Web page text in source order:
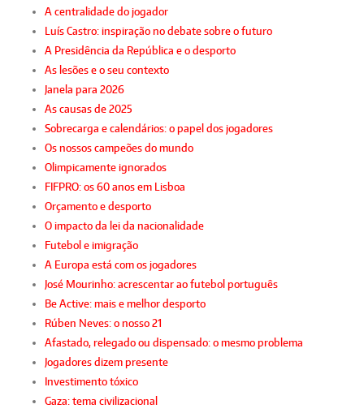
A centralidade do jogador
Luís Castro: inspiração no debate sobre o futuro
A Presidência da República e o desporto
As lesões e o seu contexto
Janela para 2026
As causas de 2025
Sobrecarga e calendários: o papel dos jogadores
Os nossos campeões do mundo
Olimpicamente ignorados
FIFPRO: os 60 anos em Lisboa
Orçamento e desporto
O impacto da lei da nacionalidade
Futebol e imigração
A Europa está com os jogadores
José Mourinho: acrescentar ao futebol português
Be Active: mais e melhor desporto
Rúben Neves: o nosso 21
Afastado, relegado ou dispensado: o mesmo problema
Jogadores dizem presente
Investimento tóxico
Gaza: tema civilizacional